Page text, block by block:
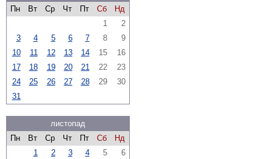
Пн Вт Ср Чт Пт Сб
Нд
1
2
3
4 5 6 7 8
9
10
11 12 13 14 15
16
17
18 19 20 21 22
23
24
25 26 27 28 29
30
31
листопад
Пн
Вт Ср Чт Пт Сб
Нд
1
2 3 4 5
6